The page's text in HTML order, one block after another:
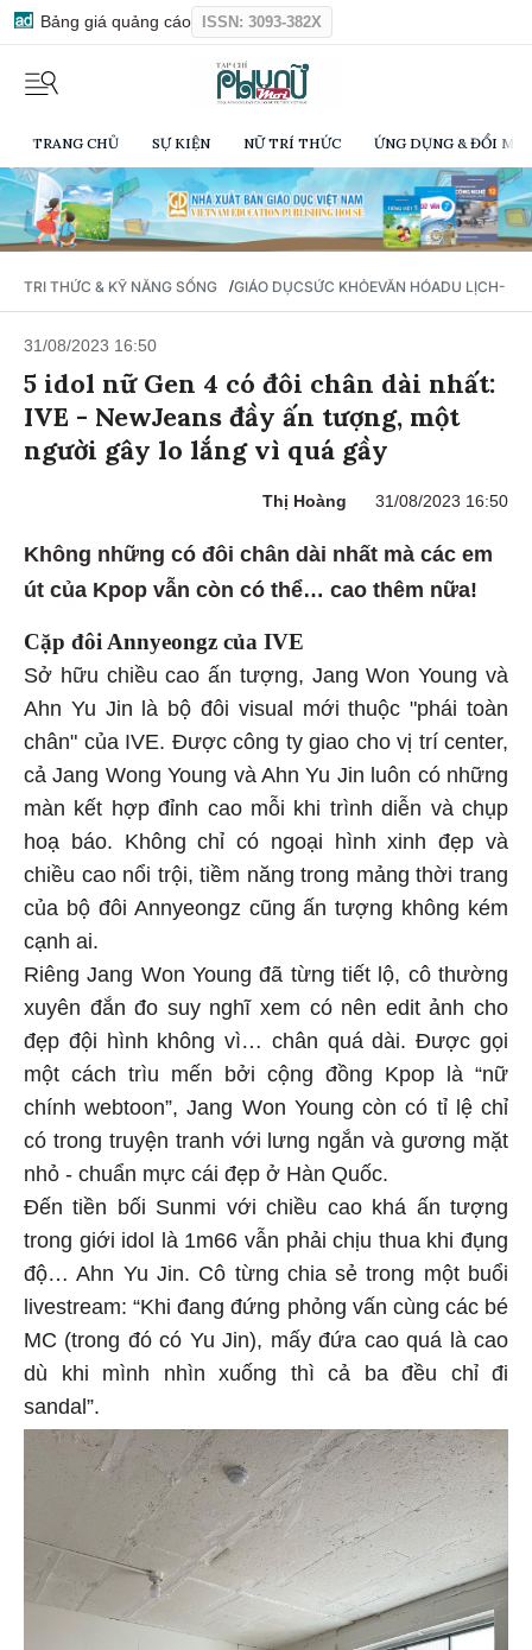
Bảng giá quảng cáo ISSN: 3093-382X
TRANG CHỦ SỰ KIỆN NỮ TRÍ THỨC ỨNG DỤNG & ĐỔI
TRI THỨC & KỸ NĂNG SỐNG /GIÁO DỤCSỨC KHỎEVĂN HÓADU LỊCH-
31/08/2023 16:50
5 idol nữ Gen 4 có đôi chân dài nhất:
IVE - NewJeans đầy ấn tượng, một
người gây lo lắng vì quá gầy
Thị Hoàng 31/08/2023 16:50
Không những có đôi chân dài nhất mà các em
út của Kpop vẫn còn có thể… cao thêm nữa!
Cặp đôi Annyeongz của IVE
Sở hữu chiều cao ấn tượng, Jang Won Young và
Ahn Yu Jin là bộ đôi visual mới thuộc "phái toàn
chân" của IVE. Được công ty giao cho vị trí center,
cả Jang Wong Young và Ahn Yu Jin luôn có những
màn kết hợp đỉnh cao mỗi khi trình diễn và chụp
hoạ báo. Không chỉ có ngoại hình xinh đẹp và
chiều cao nổi trội, tiềm năng trong mảng thời trang
của bộ đôi Annyeongz cũng ấn tượng không kém
cạnh ai.
Riêng Jang Won Young đã từng tiết lộ, cô thường
xuyên đắn đo suy nghĩ xem có nên edit ảnh cho
đẹp đội hình không vì… chân quá dài. Được gọi
một cách trìu mến bởi cộng đồng Kpop là “nữ
chính webtoon”, Jang Won Young còn có tỉ lệ chỉ
có trong truyện tranh với lưng ngắn và gương mặt
nhỏ - chuẩn mực cái đẹp ở Hàn Quốc.
Đến tiền bối Sunmi với chiều cao khá ấn tượng
trong giới idol là 1m66 vẫn phải chịu thua khi đụng
độ… Ahn Yu Jin. Cô từng chia sẻ trong một buổi
livestream: “Khi đang đứng phỏng vấn cùng các bé
MC (trong đó có Yu Jin), mấy đứa cao quá là cao
dù khi mình nhìn xuống thì cả ba đều chỉ đi
sandal”.